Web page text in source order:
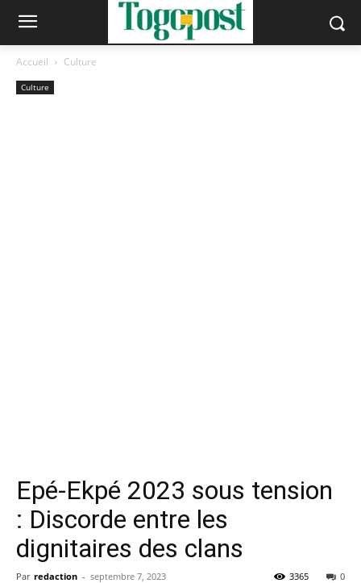
Accueil Culture
Culture
Epé-Ekpé 2023 sous tension
: Discorde entre les
dignitaires des clans
Par redaction - septembre 7, 2023 0
3365